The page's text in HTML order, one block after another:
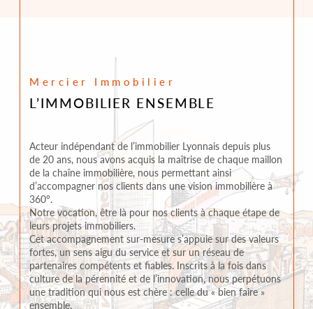
Mercier Immobilier
L’IMMOBILIER ENSEMBLE
Acteur indépendant de l’immobilier Lyonnais depuis plus
de 20 ans, nous avons acquis la maîtrise de chaque maillon
de la chaîne immobilière, nous permettant ainsi
d’accompagner nos clients dans une vision immobilière à
360°.
Notre vocation, être là pour nos clients à chaque étape de
leurs projets immobiliers.
Cet accompagnement sur-mesure s’appuie sur des valeurs
fortes, un sens aigu du service et sur un réseau de
partenaires compétents et fiables. Inscrits à la fois dans
culture de la pérennité et de l’innovation, nous perpétuons
une tradition qui nous est chère : celle du « bien faire »
ensemble.